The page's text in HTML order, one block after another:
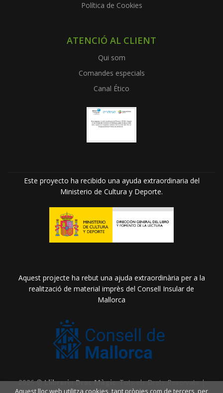
Política de Cookies
ATENCIÓ AL CLIENT
Qui som
Comandes especials
Canal Ético
Este proyecto ha recibido una ayuda extraordinaria del
Ministerio de Cultura y Deporte.
Aquest projecte ha rebut una ajuda extraordinària per a la
realització de material imprès del Consell Insular de
Mallorca
2026 ©Llibreria Drac Màgic. Tots els Drets Reservats |
Aquest lloc web utilitza cookies, tant pròpies com de tercers, per